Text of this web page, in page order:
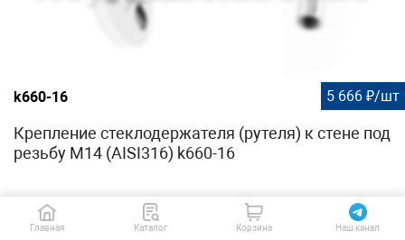
k660-16 5 666 ₽/шт
Крепление стеклодержателя (рутеля) к стене под
резьбу М14 (AISI316) k660-16
Главная Каталог Корзина Наш канал